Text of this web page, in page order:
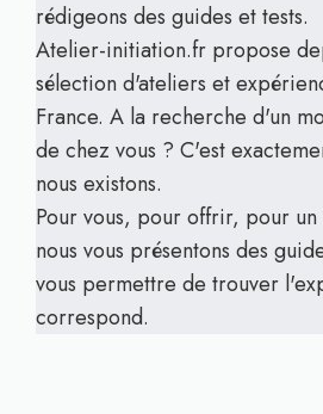
rédigeons des guides et tests.
Atelier-initiation.fr propose
sélection d'ateliers et
France. A la recherche d'un
de chez vous ? C'est
nous existons.
Pour vous, pour offrir, pour
nous vous présentons des
vous permettre de trouver
correspond.